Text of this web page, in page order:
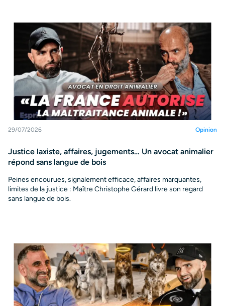
29/07/2026 Opinion
Justice laxiste, affaires, jugements… Un avocat animalier
répond sans langue de bois
Peines encourues, signalement efficace, affaires marquantes,
limites de la justice : Maître Christophe Gérard livre son regard
sans langue de bois.